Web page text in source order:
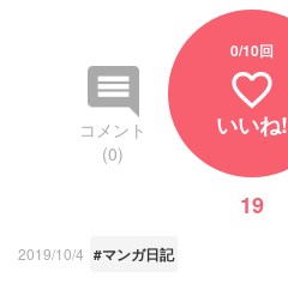
コメント
(0)
0/10回
favorite_border
いいね!
19
2019/10/4 #マンガ日記